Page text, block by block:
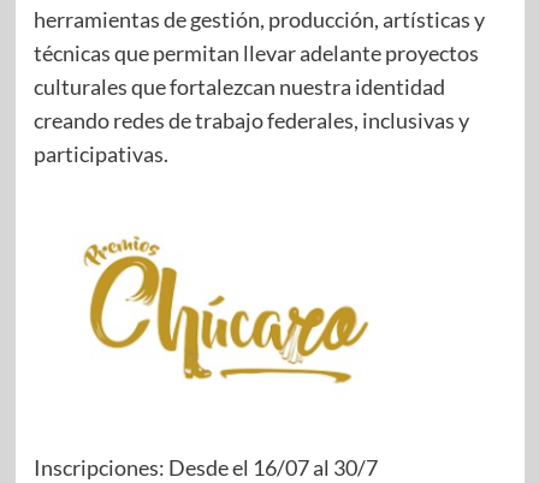
herramientas de gestión, producción, artísticas y
técnicas que permitan llevar adelante proyectos
culturales que fortalezcan nuestra identidad
creando redes de trabajo federales, inclusivas y
participativas.
Inscripciones: Desde el 16/07 al 30/7